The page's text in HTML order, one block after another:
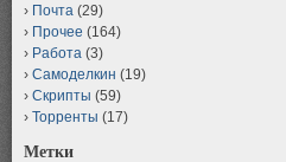
Почта (29)
Прочее (164)
Работа (3)
Самоделкин (19)
Скрипты (59)
Торренты (17)
Метки